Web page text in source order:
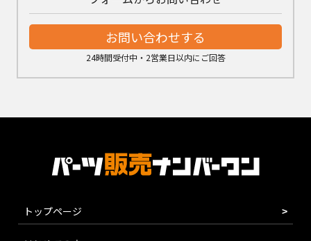
お問い合わせする
24時間受付中・2営業日以内にご回答
トップページ